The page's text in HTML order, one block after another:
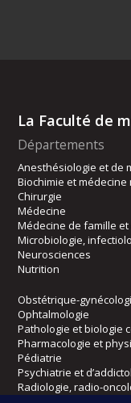
La Faculté de
Départements
Anesthésiologie et de
Biochimie et médecine
Chirurgie
Médecine
Médecine de famille et
Microbiologie,
Neurosciences
Nutrition
Obstétrique-
Ophtalmologie
Pathologie et biologie
Pharmacologie et
Pédiatrie
Psychiatrie et
Radiologie, radio-